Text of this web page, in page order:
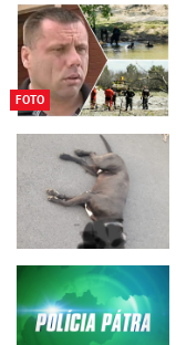
FOTO